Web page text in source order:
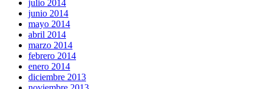
julio 2014
junio 2014
mayo 2014
abril 2014
marzo 2014
febrero 2014
enero 2014
diciembre 2013